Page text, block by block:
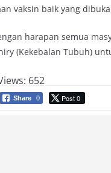
vaksin baik yang
harapan semua
(Kekebalan Tubuh)
652
Share 0 Post 0